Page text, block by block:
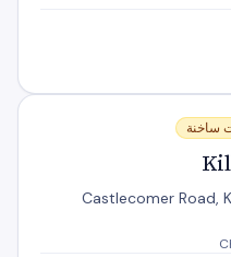
ساخنة
Castlecomer Road,